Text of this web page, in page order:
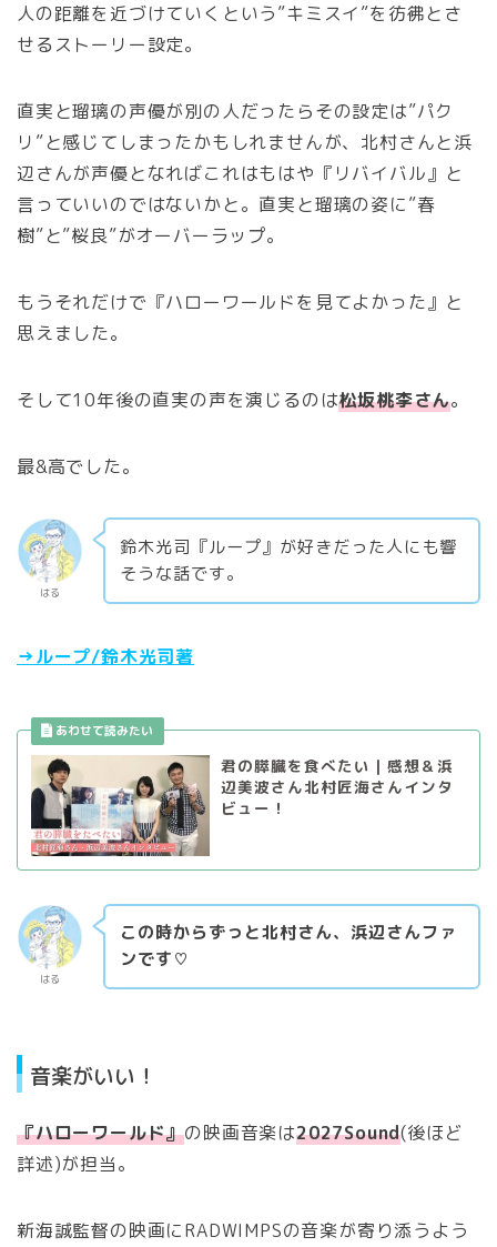
人の距離を近づけていくという”キミスイ”を彷彿とさ
せるストーリー設定。
直実と瑠璃の声優が別の人だったらその設定は”パク
リ”と感じてしまったかもしれませんが、北村さんと浜
辺さんが声優となればこれはもはや『リバイバル』と
言っていいのではないかと。直実と瑠璃の姿に”春
樹”と”桜良”がオーバーラップ。
もうそれだけで『ハローワールドを見てよかった』と
思えました。
そして10年後の直実の声を演じるのは松坂桃李さん。
最&高でした。
はる
鈴木光司『ループ』が好きだった人にも響
そうな話です。
→ループ/鈴木光司著
君の膵臓を食べたい｜感想＆浜
辺美波さん北村匠海さんインタ
ビュー！
はる
この時からずっと北村さん、浜辺さんファ
ンです♡
音楽がいい！
『ハローワールド』の映画音楽は2027Sound(後ほど
詳述)が担当。
新海誠監督の映画にRADWIMPSの音楽が寄り添うよう